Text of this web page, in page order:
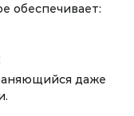
обеспечивает:
даже